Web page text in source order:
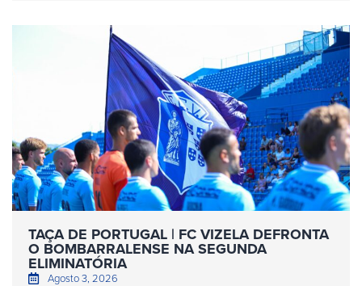
TAÇA DE PORTUGAL | FC VIZELA DEFRONTA
O BOMBARRALENSE NA SEGUNDA
ELIMINATÓRIA
Agosto 3, 2026